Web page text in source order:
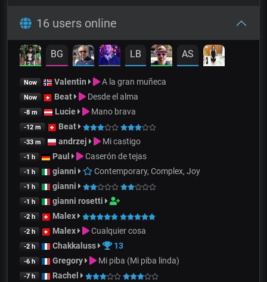
16 users online
BG LB AS
Now Valentin A la gran muñeca
Now Beat Desde el alma
-8 m Lucie Mano brava
-12 m Beat
-33 m andrzej Mi castigo
-1 h Paul Caserón de tejas
-1 h gianni Contemporary, Complex, Joy
-1 h gianni
-1 h gianni rosetti
-2 h Malex
-2 h Malex Cualquier cosa
-2 h Chakkaluss 13
-6 h Gregory Mi piba (Mi piba linda)
-7 h Rachel